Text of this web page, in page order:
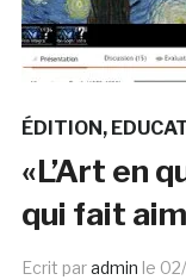
ÉDITION
«L’Art en
qui fait
Ecrit paradmin le